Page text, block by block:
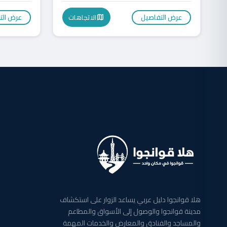
عرض التفاصيل mapالاتجاهات عرض
هلا قوانجوا دليل عربي يساعد الزوار على استكشاف
مدينة قوانجوا والوصول إلى الأسواق والمطاعم
والمساجد والفنادق والمعارض والخدمات المهمة